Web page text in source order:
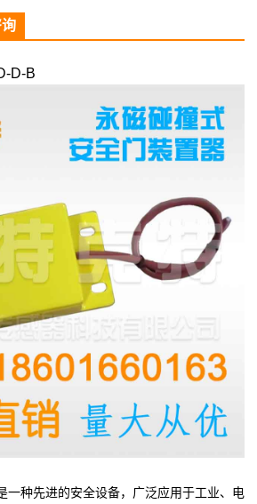
D-B
一种先进的安全设备，广泛应用于工业、电